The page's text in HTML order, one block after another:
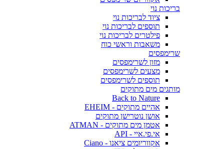
בריכות נוי
ציוד לבריכות נוי
תוספים לבריכות נוי
פילטרים לבריכות נוי
משאבות וראשי כוח
שרימפסים
מזון לשרימפסים
מצעים לשרימפסים
תוספים לשרימפסים
מותגים מים מתוקים
Back to Nature
אהיים מתוקים - EHEIM
אושן נוטרישן מתוקים
אטמן מים מתוקים - ATMAN
אי.פי.איי - API
אקווריומים ציאנו - Ciano